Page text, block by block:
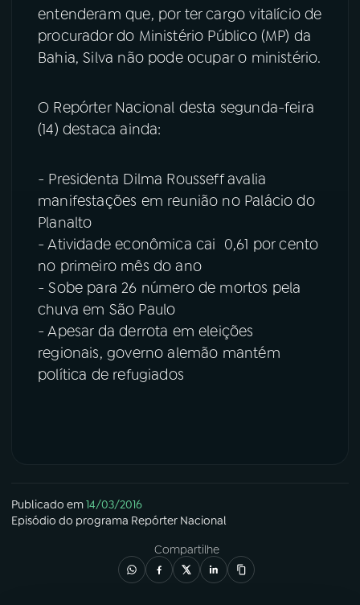
TikTok
entenderam que, por ter cargo vitalício de
procurador do Ministério Público (MP) da
Bahia, Silva não pode ocupar o ministério.
O Repórter Nacional desta segunda-feira
(14) destaca ainda:
- Presidenta Dilma Rousseff avalia
manifestações em reunião no Palácio do
Planalto
- Atividade econômica cai 0,61 por cento
no primeiro mês do ano
- Sobe para 26 número de mortos pela
chuva em São Paulo
- Apesar da derrota em eleições
regionais, governo alemão mantém
política de refugiados
Publicado em14/03/2016
Episódio do programa Repórter Nacional
Compartilhe